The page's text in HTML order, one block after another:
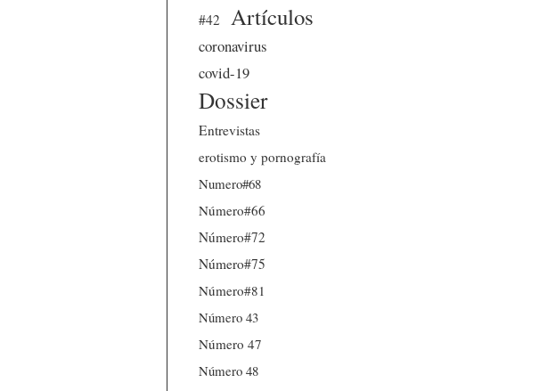
#42
Artículos
coronavirus
covid-19
Dossier
Entrevistas
erotismo y pornografía
Numero#68
Número#66
Número#72
Número#75
Número#81
Número 43
Número 47
Número 48